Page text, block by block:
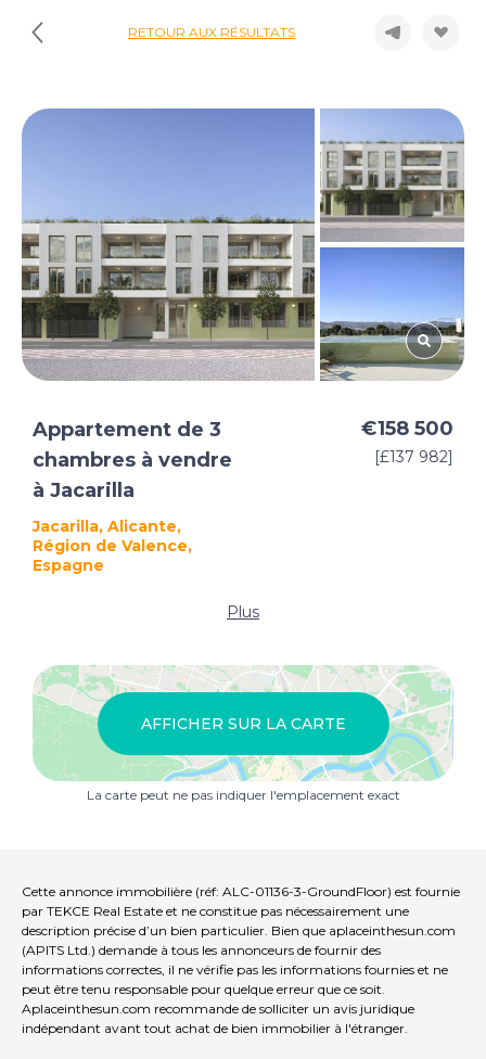
RETOUR AUX RÉSULTATS
Appartement de 3
chambres à vendre
à Jacarilla
Jacarilla, Alicante,
Région de Valence,
Espagne
€158 500
[£137 982]
Plus
AFFICHER SUR LA CARTE
La carte peut ne pas indiquer l'emplacement exact
Cette annonce immobilière (réf: ALC-01136-3-GroundFloor) est fournie
par TEKCE Real Estate et ne constitue pas nécessairement une
description précise d’un bien particulier. Bien que aplaceinthesun.com
(APITS Ltd.) demande à tous les annonceurs de fournir des
informations correctes, il ne vérifie pas les informations fournies et ne
peut être tenu responsable pour quelque erreur que ce soit.
Aplaceinthesun.com recommande de solliciter un avis juridique
indépendant avant tout achat de bien immobilier à l'étranger.